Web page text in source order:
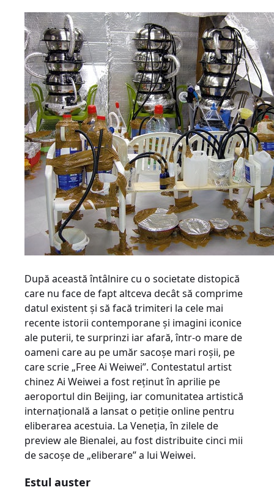
După această întâlnire cu o societate distopică
care nu face de fapt altceva decât să comprime
datul existent şi să facă trimiteri la cele mai
recente istorii contemporane şi imagini iconice
ale puterii, te surprinzi iar afară, într-o mare de
oameni care au pe umăr sacoşe mari roşii, pe
care scrie „Free Ai Weiwei”. Contestatul artist
chinez Ai Weiwei a fost reţinut în aprilie pe
aeroportul din Beijing, iar comunitatea artistică
internaţională a lansat o petiţie online pentru
eliberarea acestuia. La Veneţia, în zilele de
preview ale Bienalei, au fost distribuite cinci mii
de sacoşe de „eliberare” a lui Weiwei.
Estul auster